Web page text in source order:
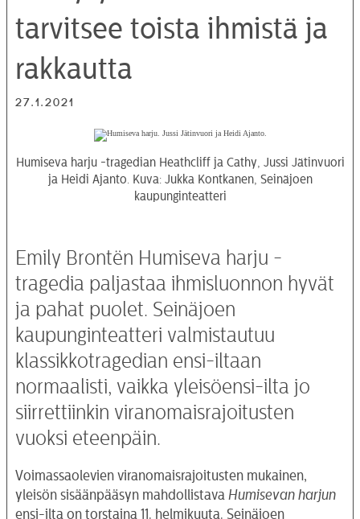
tarvitsee toista ihmistä ja
rakkautta
27.1.2021
Humiseva harju -tragedian Heathcliff ja Cathy, Jussi Jätinvuori
ja Heidi Ajanto. Kuva: Jukka Kontkanen, Seinäjoen
kaupunginteatteri
Emily Brontën Humiseva harju -
tragedia paljastaa ihmisluonnon hyvät
ja pahat puolet. Seinäjoen
kaupunginteatteri valmistautuu
klassikkotragedian ensi-iltaan
normaalisti, vaikka yleisöensi-ilta jo
siirrettiinkin viranomaisrajoitusten
vuoksi eteenpäin.
Voimassaolevien viranomaisrajoitusten mukainen,
yleisön sisäänpääsyn mahdollistava Humisevan harjun
ensi-ilta on torstaina 11. helmikuuta. Seinäjoen